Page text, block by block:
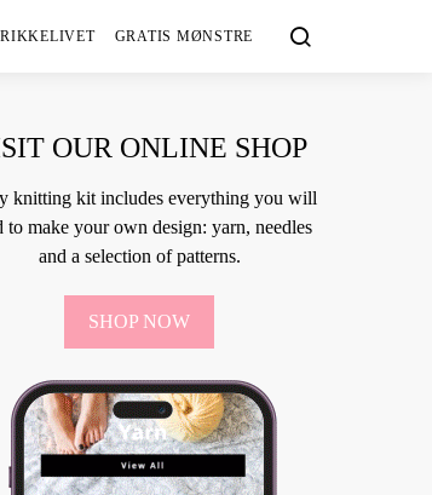
GRATIS MØNSTRE
OUR ONLINE SHOP
knitting kit includes everything you will
to make your own design: yarn, needles
and a selection of patterns.
SHOP NOW